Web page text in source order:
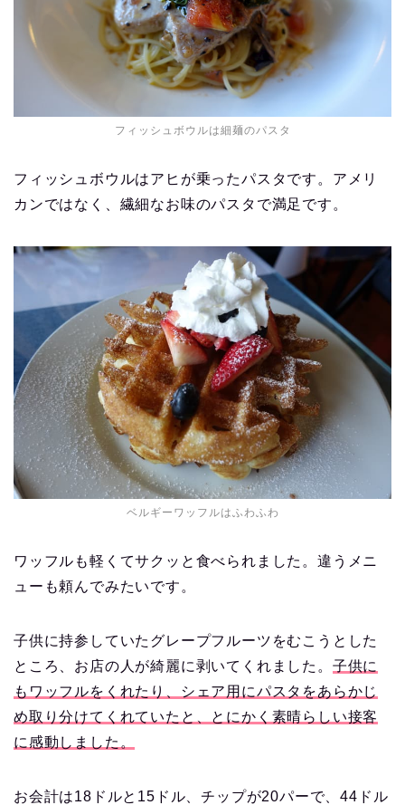
フィッシュボウルは細麺のパスタ
フィッシュボウルはアヒが乗ったパスタです。アメリ
カンではなく、繊細なお味のパスタで満足です。
ベルギーワッフルはふわふわ
ワッフルも軽くてサクッと食べられました。違うメニ
ューも頼んでみたいです。
子供に持参していたグレープフルーツをむこうとした
ところ、お店の人が綺麗に剥いてくれました。 子供に
もワッフルをくれたり、シェア用にパスタをあらかじ
め取り分けてくれていたと、とにかく素晴らしい接客
に感動しました。
お会計は18ドルと15ドル、チップが20パーで、44ドル